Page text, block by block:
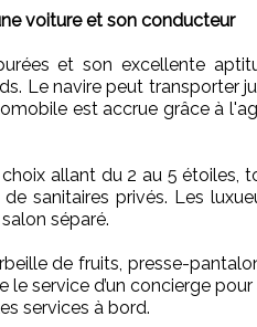
voiture et son conducteur
et son excellente
Le navire peut transporter
est accrue grâce à
allant du 2 au 5 étoiles,
sanitaires privés. Les
séparé.
de fruits, presse-
le service d’un concierge
services à bord.